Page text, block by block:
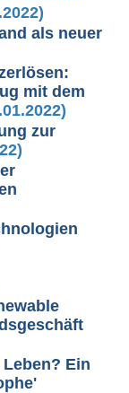
als neuer
mit dem
zur
Ein